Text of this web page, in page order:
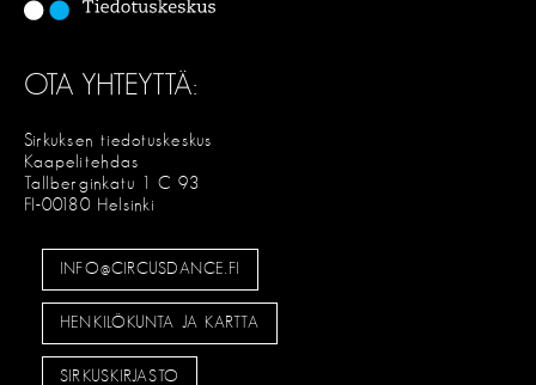
OTA YHTEYTTÄ:
Sirkuksen tiedotuskeskus
Kaapelitehdas
Tallberginkatu 1 C 93
FI-00180 Helsinki
INFO@CIRCUSDANCE.FI
HENKILÖKUNTA JA KARTTA
SIRKUSKIRJASTO